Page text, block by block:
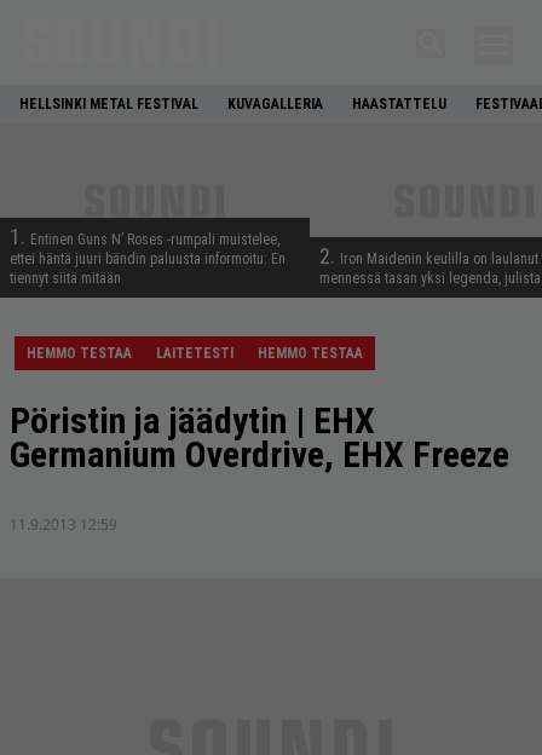
HELLSINKI METAL FESTIVAL KUVAGALLERIA HAASTATTELU
1. Entinen Guns N’ Roses -rumpali muistelee,
ettei häntä juuri bändin paluusta informoitu: En
tiennyt siitä mitään
2.
Iron Maidenin keulilla on laulanut
mennessä tasan yksi legenda,
HEMMO TESTAA LAITETESTI HEMMO TESTAA
Pöristin ja jäädytin | EHX
Germanium Overdrive, EHX Freeze
11.9.2013 12:59